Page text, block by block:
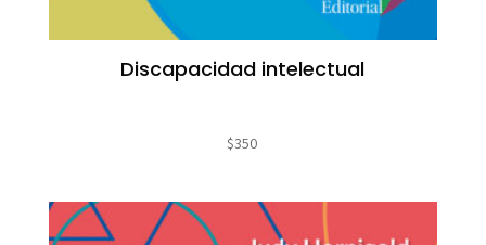
Discapacidad intelectual
$350